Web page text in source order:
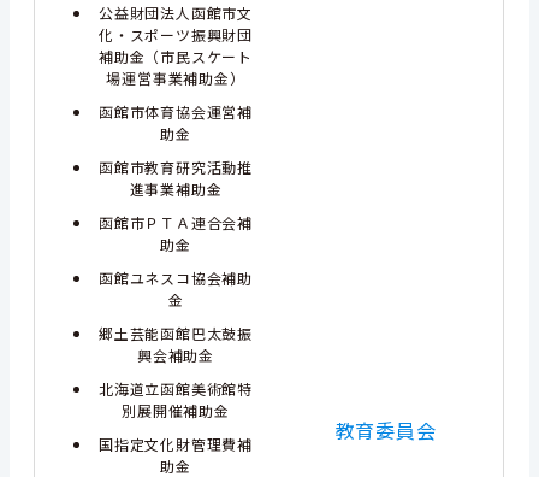
公益財団法人函館市文
化・スポーツ振興財団
補助金（市民スケート
場運営事業補助金）
函館市体育協会運営補
助金
函館市教育研究活動推
進事業補助金
函館市ＰＴＡ連合会補
助金
函館ユネスコ協会補助
金
郷土芸能函館巴太鼓振
興会補助金
北海道立函館美術館特
別展開催補助金
国指定文化財管理費補
助金
教育委員会